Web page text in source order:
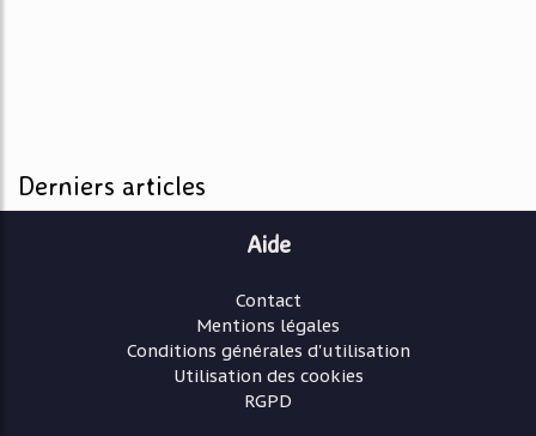
Derniers articles
Aide
Contact
Mentions légales
Conditions générales d'utilisation
Utilisation des cookies
RGPD